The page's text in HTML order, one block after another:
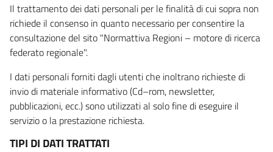
Il trattamento dei dati personali per le finalità di cui sopra non
richiede il consenso in quanto necessario per consentire la
consultazione del sito "Normattiva Regioni – motore di ricerca
federato regionale".
I dati personali forniti dagli utenti che inoltrano richieste di
invio di materiale informativo (Cd–rom, newsletter,
pubblicazioni, ecc.) sono utilizzati al solo fine di eseguire il
servizio o la prestazione richiesta.
TIPI DI DATI TRATTATI